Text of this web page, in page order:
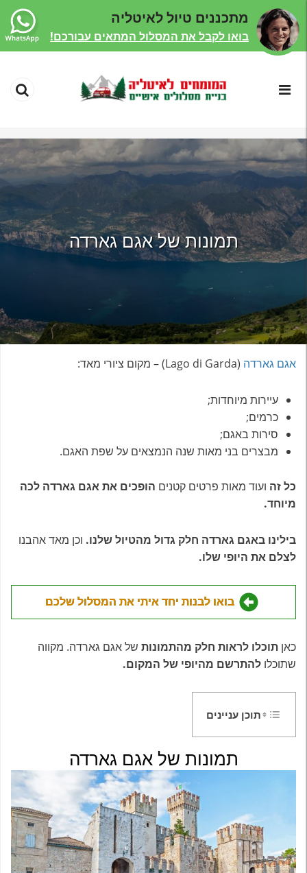
תמונות של אגם גארדה
אגם גארדה (Lago di Garda) – מקום ציורי מאד:
עיירות מיוחדות;
כרמים;
סירות באגם;
מבצרים בני מאות שנה הנמצאים על שפת האגם.
כל זה ועוד מאות פרטים קטנים הופכים את אגם גארדה לכה
מיוחד.
בילינו באגם גארדה חלק גדול מהטיול שלנו. וכן מאד אהבנו
לצלם את היופי שלו.
בואו לבנות יחד איתי את המסלול שלכם
כאן תוכלו לראות חלק מהתמונות של אגם גארדה. מקווה
שתוכלו להתרשם מהיופי של המקום.
תוכן עניינים
תמונות של אגם גארדה
מתכננים טיול לאיטליה
בואו לקבל את המסלול המתאים עבורכם!